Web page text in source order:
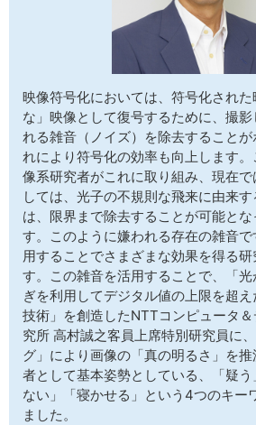
映像符号化においては、符号化され
な」映像として復号するために、撮
れる雑音（ノイズ）を除去すること
れにより符号化の効率も向上します
像系研究者がこれに取り組み、現在
しては、光子の不規則な飛来に由来
は、限界まで除去することが可能と
す。このように嫌われる存在の雑音
用することでさまざまな効果を得る
す。この雑音を活用することで、「
ぎを利用してデジタル値の上限を超
技術」を創造したNTTコンピュータ
究所 高村誠之客員上席特別研究員に
グ」により画像の「真の明るさ」を
者として基本姿勢としている、「疑
ない」「寝かせる」という4つのキー
ました。